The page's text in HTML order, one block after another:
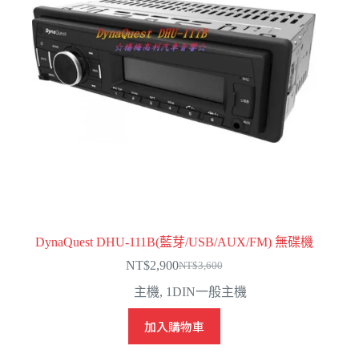
DynaQuest DHU-111B(藍芽/USB/AUX/FM) 無碟機
NT$3,600
始
格：
NT$2,900
前
格：
主機, 1DIN一般主機
加入購物車